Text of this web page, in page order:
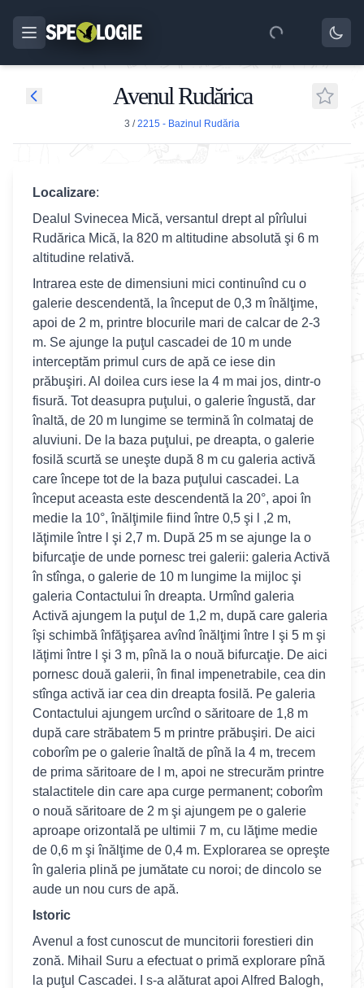
Avenul Rudărica
3 /2215 - Bazinul Rudăria
Localizare:
Dealul Svinecea Mică, versantul drept al pîrîului
Rudărica Mică, la 820 m altitudine absolută şi 6 m
altitudine relativă.
Intrarea este de dimensiuni mici continuînd cu o
galerie descendentă, la început de 0,3 m înălţime,
apoi de 2 m, printre blocurile mari de calcar de 2-3
m. Se ajunge la puţul cascadei de 10 m unde
interceptăm primul curs de apă ce iese din
prăbuşiri. Al doilea curs iese la 4 m mai jos, dintr-o
fisură. Tot deasupra puţului, o galerie îngustă, dar
înaltă, de 20 m lungime se termină în colmataj de
aluviuni. De la baza puţului, pe dreapta, o galerie
fosilă scurtă se uneşte după 8 m cu galeria activă
care începe tot de la baza puţului cascadei. La
început aceasta este descendentă la 20°, apoi în
medie la 10°, înălţimile fiind între 0,5 şi l ,2 m,
lăţimile între l şi 2,7 m. După 25 m se ajunge la o
bifurcaţie de unde pornesc trei galerii: galeria Activă
în stînga, o galerie de 10 m lungime la mijloc şi
galeria Contactului în dreapta. Urmînd galeria
Activă ajungem la puţul de 1,2 m, după care galeria
îşi schimbă înfăţişarea avînd înălţimi între l şi 5 m şi
lăţimi între l şi 3 m, pînă la o nouă bifurcaţie. De aici
pornesc două galerii, în final impenetrabile, cea din
stînga activă iar cea din dreapta fosilă. Pe galeria
Contactului ajungem urcînd o săritoare de 1,8 m
după care străbatem 5 m printre prăbuşiri. De aici
coborîm pe o galerie înaltă de pînă la 4 m, trecem
de prima săritoare de l m, apoi ne strecurăm printre
stalactitele din care apa curge permanent; coborîm
o nouă săritoare de 2 m şi ajungem pe o galerie
aproape orizontală pe ultimii 7 m, cu lăţime medie
de 0,6 m şi înălţime de 0,4 m. Explorarea se opreşte
în galeria plină pe jumătate cu noroi; de dincolo se
aude un nou curs de apă.
Istoric
Avenul a fost cunoscut de muncitorii forestieri din
zonă. Mihail Suru a efectuat o primă explorare pînă
la puţul Cascadei. I s-a alăturat apoi Alfred Balogh,